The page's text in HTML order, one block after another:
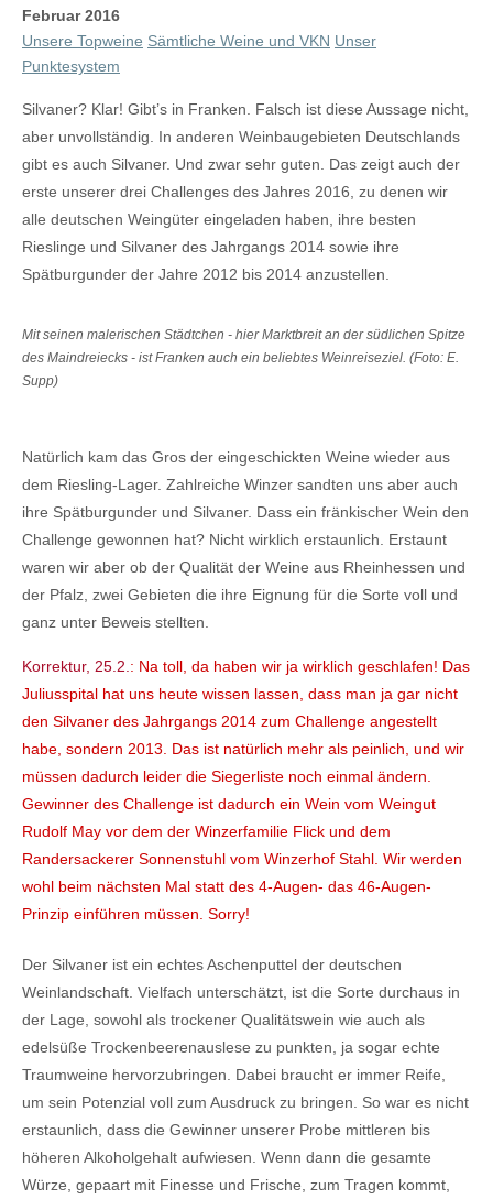
Februar 2016
Unsere Topweine Sämtliche Weine und VKN Unser
Punktesystem
Silvaner? Klar! Gibt’s in Franken. Falsch ist diese Aussage nicht,
aber unvollständig. In anderen Weinbaugebieten Deutschlands
gibt es auch Silvaner. Und zwar sehr guten. Das zeigt auch der
erste unserer drei Challenges des Jahres 2016, zu denen wir
alle deutschen Weingüter eingeladen haben, ihre besten
Rieslinge und Silvaner des Jahrgangs 2014 sowie ihre
Spätburgunder der Jahre 2012 bis 2014 anzustellen.
Mit seinen malerischen Städtchen - hier Marktbreit an der südlichen Spitze
des Maindreiecks - ist Franken auch ein beliebtes Weinreiseziel. (Foto: E.
Supp)
Natürlich kam das Gros der eingeschickten Weine wieder aus
dem Riesling-Lager. Zahlreiche Winzer sandten uns aber auch
ihre Spätburgunder und Silvaner. Dass ein fränkischer Wein den
Challenge gewonnen hat? Nicht wirklich erstaunlich. Erstaunt
waren wir aber ob der Qualität der Weine aus Rheinhessen und
der Pfalz, zwei Gebieten die ihre Eignung für die Sorte voll und
ganz unter Beweis stellten.
Korrektur, 25.2. : Na toll, da haben wir ja wirklich geschlafen! Das
Juliusspital hat uns heute wissen lassen, dass man ja gar nicht
den Silvaner des Jahrgangs 2014 zum Challenge angestellt
habe, sondern 2013. Das ist natürlich mehr als peinlich, und wir
müssen dadurch leider die Siegerliste noch einmal ändern.
Gewinner des Challenge ist dadurch ein Wein vom Weingut
Rudolf May vor dem der Winzerfamilie Flick und dem
Randersackerer Sonnenstuhl vom Winzerhof Stahl. Wir werden
wohl beim nächsten Mal statt des 4-Augen- das 46-Augen-
Prinzip einführen müssen. Sorry!
Der Silvaner ist ein echtes Aschenputtel der deutschen
Weinlandschaft. Vielfach unterschätzt, ist die Sorte durchaus in
der Lage, sowohl als trockener Qualitätswein wie auch als
edelsüße Trockenbeerenauslese zu punkten, ja sogar echte
Traumweine hervorzubringen. Dabei braucht er immer Reife,
um sein Potenzial voll zum Ausdruck zu bringen. So war es nicht
erstaunlich, dass die Gewinner unserer Probe mittleren bis
höheren Alkoholgehalt aufwiesen. Wenn dann die gesamte
Würze, gepaart mit Finesse und Frische, zum Tragen kommt,